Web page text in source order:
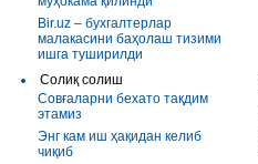
Bir.uz – бухгалтерлар
малакасини баҳолаш тизими
ишга туширилди
Солиқ солиш
Совғаларни бехато тақдим
этамиз
Энг кам иш ҳақидан келиб
чиқиб